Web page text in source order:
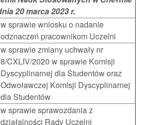
20 marca 2023 r.
w sprawie wniosku o nadanie
odznaczeń pracownikom Uczelni
w sprawie zmiany uchwały nr
8/CXLIV/2020 w sprawie Komisji
Dyscyplinarnej dla Studentów oraz
Odwoławczej Komisji Dyscyplinarnej
dla Studentów
w sprawie sprawozdania z
działalności Rady Uczelni